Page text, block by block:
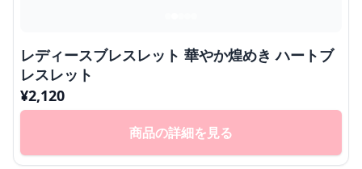
レディースブレスレット 華やか煌めき ハートブ
レスレット
¥2,120
商品の詳細を見る